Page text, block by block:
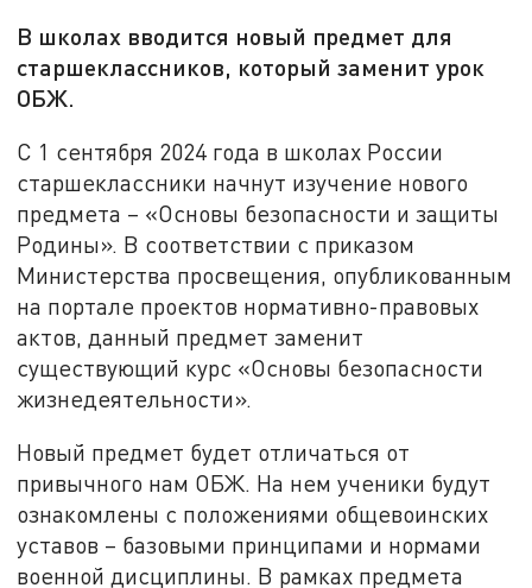
В школах вводится новый предмет для
старшеклассников, который заменит урок
ОБЖ.
С 1 сентября 2024 года в школах России
старшеклассники начнут изучение нового
предмета – «Основы безопасности и защиты
Родины». В соответствии с приказом
Министерства просвещения, опубликованным
на портале проектов нормативно-правовых
актов, данный предмет заменит
существующий курс «Основы безопасности
жизнедеятельности».
Новый предмет будет отличаться от
привычного нам ОБЖ. На нем ученики будут
ознакомлены с положениями общевоинских
уставов – базовыми принципами и нормами
военной дисциплины. В рамках предмета